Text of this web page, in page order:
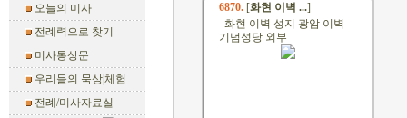
오늘의 미사
전례력으로 찾기
미사통상문
우리들의 묵상|체험
전례/미사자료실
6870. [화현 이벽 ...]
화현 이벽 성지 광암 이벽
기념성당 외부